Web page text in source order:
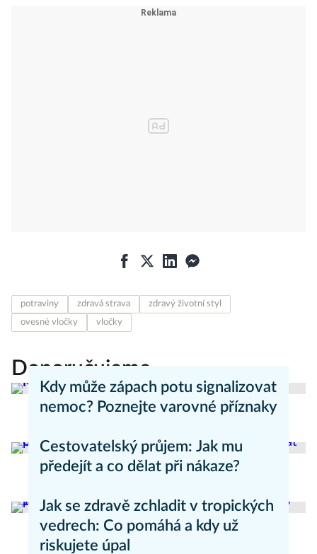
potraviny zdravá strava
zdravý životní styl
ovesné vločky
vločky
Doporučujeme
Kdy může zápach potu signalizovat
nemoc? Poznejte varovné příznaky
Cestovatelský průjem: Jak mu
předejít a co dělat při nákaze?
Jak se zdravě zchladit v tropických
vedrech: Co pomáhá a kdy už
riskujete úpal